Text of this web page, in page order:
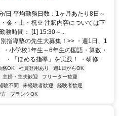
/日 平均勤務日数：1ヶ月あたり8日～
金・土・祝※ 注釈内容については下
務時間： [1] 15:30～...
指導塾の先生大募集！>> ・週1日、1
小学校1年生～6年生の国語・算数・
・「ほめる指導」を実践！ ・研修...
務OK 社員登用あり
週1日からOK
主婦・主夫歓迎
フリーター歓迎
験不問 未経験者歓迎
経験者歓迎
方 ブランクOK